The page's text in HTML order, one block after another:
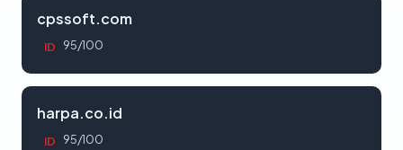
cpssoft.com
ID 95/100
harpa.co.id
ID 95/100